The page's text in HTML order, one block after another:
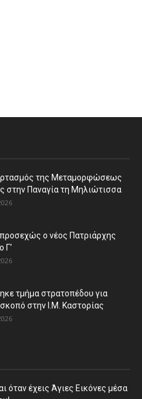
της Μεταμορφώσεως
στην Παναγία τη Μηλιώτισσα
ο νέος Πατριάρχης
Γ’
τμήμα στρατοπέδου για
στην Ι.Μ. Καστορίας
όταν έχεις Άγιες Εικόνες μέσα